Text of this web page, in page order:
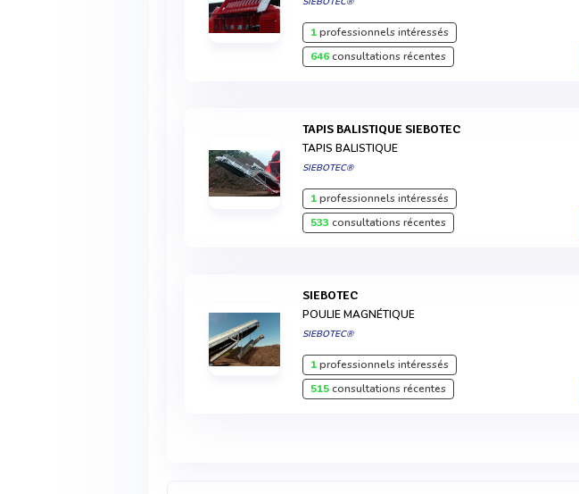
1professionnels intéressés
646consultations récentes
TAPIS BALISTIQUE SIEBOTEC
TAPIS BALISTIQUE
SIEBOTEC®
1professionnels intéressés
533 consultations récentes
SIEBOTEC
POULIE MAGNÉTIQUE
SIEBOTEC®
1professionnels intéressés
515consultations récentes